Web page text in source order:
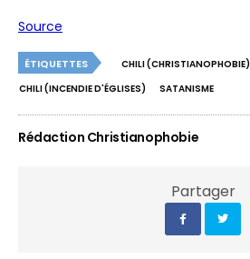
Source
ÉTIQUETTES CHILI (CHRISTIANOPHOBIE)
CHILI (INCENDIE D'ÉGLISES)
SATANISME
Rédaction Christianophobie
Partager